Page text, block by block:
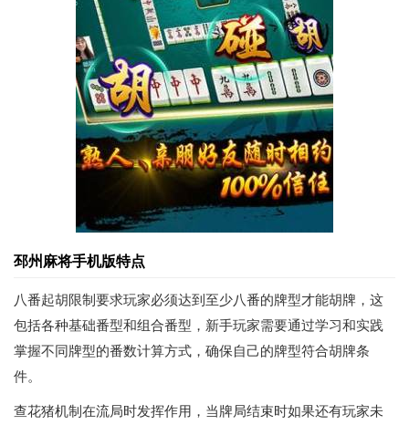
邳州麻将手机版特点
八番起胡限制要求玩家必须达到至少八番的牌型才能胡牌，这
包括各种基础番型和组合番型，新手玩家需要通过学习和实践
掌握不同牌型的番数计算方式，确保自己的牌型符合胡牌条
件。
查花猪机制在流局时发挥作用，当牌局结束时如果还有玩家未